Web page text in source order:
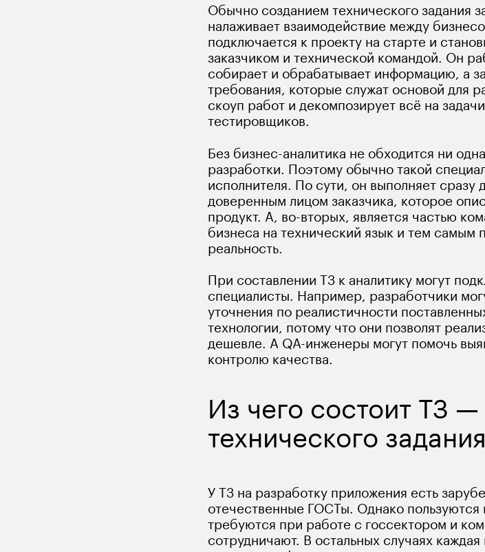
Обычно созданием технического задания
налаживает взаимодействие между
подключается к проекту на старте и
заказчиком и технической командой. Он
собирает и обрабатывает информацию, а
требования, которые служат основой для
скоуп работ и декомпозирует всё на
тестировщиков.
Без бизнес-аналитика не обходится ни
разработки. Поэтому обычно такой
исполнителя. По сути, он выполняет
доверенным лицом заказчика, которое
продукт. А, во-вторых, является частью
бизнеса на технический язык и тем самым
реальность.
При составлении ТЗ к аналитику могут
специалисты. Например, разработчики
уточнения по реалистичности
технологии, потому что они позволят
дешевле. А QA-инженеры могут помочь
контролю качества.
Из чего состоит ТЗ —
технического задания
У ТЗ на разработку приложения есть
отечественные ГОСТы. Однако
требуются при работе с госсектором и
сотрудничают. В остальных случаях